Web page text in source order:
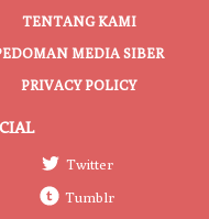
TENTANG KAMI
MEDIA SIBER
PRIVACY POLICY
Twitter
Tumblr